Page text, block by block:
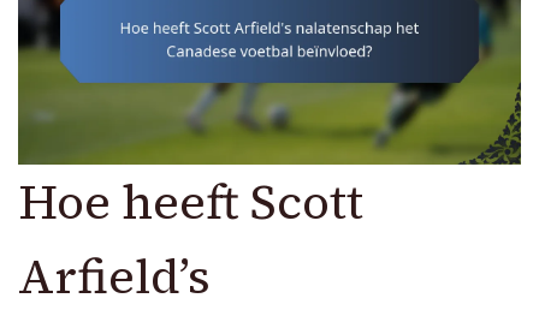
Hoe heeft Scott
Arfield’s